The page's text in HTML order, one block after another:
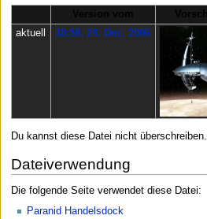
aktuell
18:59, 24. Dez. 2006
Du kannst diese Datei nicht überschreiben.
Dateiverwendung
Die folgende Seite verwendet diese Datei:
Paranid Handelsdock